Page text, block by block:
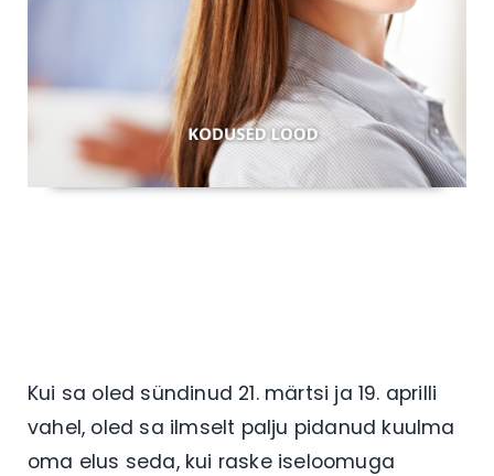
Kui sa oled sündinud 21. märtsi ja 19. aprilli
vahel, oled sa ilmselt palju pidanud kuulma
oma elus seda, kui raske iseloomuga